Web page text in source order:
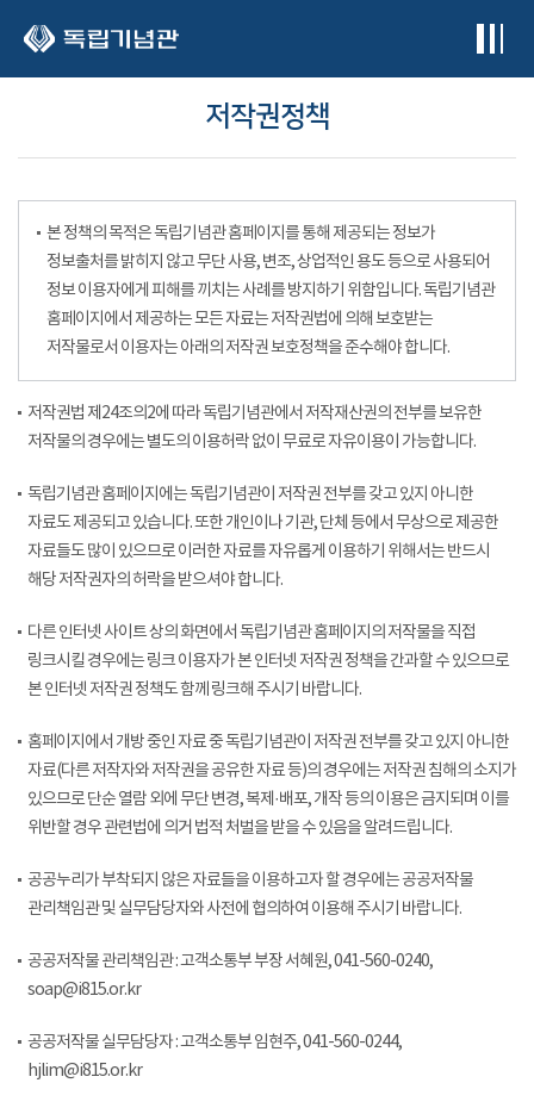
저작권정책
본 정책의 목적은 독립기념관 홈페이지를 통해 제공되는 정보가
정보출처를 밝히지 않고 무단 사용, 변조, 상업적인 용도 등으로 사용되어
정보 이용자에게 피해를 끼치는 사례를 방지하기 위함입니다. 독립기념관
홈페이지에서 제공하는 모든 자료는 저작권법에 의해 보호받는
저작물로서 이용자는 아래의 저작권 보호정책을 준수해야 합니다.
저작권법 제24조의2에 따라 독립기념관에서 저작재산권의 전부를 보유한
저작물의 경우에는 별도의 이용허락 없이 무료로 자유이용이 가능합니다.
독립기념관 홈페이지에는 독립기념관이 저작권 전부를 갖고 있지 아니한
자료도 제공되고 있습니다. 또한 개인이나 기관, 단체 등에서 무상으로 제공한
자료들도 많이 있으므로 이러한 자료를 자유롭게 이용하기 위해서는 반드시
해당 저작권자의 허락을 받으셔야 합니다.
다른 인터넷 사이트 상의 화면에서 독립기념관 홈페이지의 저작물을 직접
링크시킬 경우에는 링크 이용자가 본 인터넷 저작권 정책을 간과할 수 있으므로
본 인터넷 저작권 정책도 함께 링크해 주시기 바랍니다.
홈페이지에서 개방 중인 자료 중 독립기념관이 저작권 전부를 갖고 있지 아니한
자료(다른 저작자와 저작권을 공유한 자료 등)의 경우에는 저작권 침해의 소지가
있으므로 단순 열람 외에 무단 변경, 복제·배포, 개작 등의 이용은 금지되며 이를
위반할 경우 관련법에 의거 법적 처벌을 받을 수 있음을 알려드립니다.
공공누리가 부착되지 않은 자료들을 이용하고자 할 경우에는 공공저작물
관리책임관 및 실무담당자와 사전에 협의하여 이용해 주시기 바랍니다.
공공저작물 관리책임관 : 고객소통부 부장 서혜원, 041-560-0240,
soap@i815.or.kr
공공저작물 실무담당자 : 고객소통부 임현주, 041-560-0244,
hjlim@i815.or.kr